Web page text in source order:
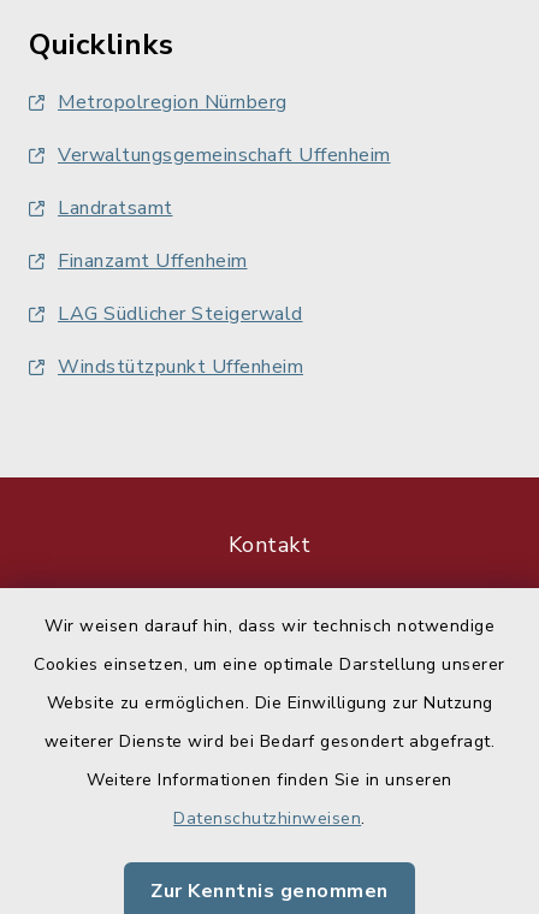
Wir weisen darauf hin, dass wir technisch notwendige
Cookies einsetzen, um eine optimale Darstellung unserer
Website zu ermöglichen. Die Einwilligung zur Nutzung
weiterer Dienste wird bei Bedarf gesondert abgefragt.
Weitere Informationen finden Sie in unseren
Datenschutzhinweisen.
Zur Kenntnis genommen
Quicklinks
Metropolregion Nürnberg
Verwaltungsgemeinschaft Uffenheim
Landratsamt
Finanzamt Uffenheim
LAG Südlicher Steigerwald
Windstützpunkt Uffenheim
Kontakt
Datenschutz
Impressum
Sitemap
Cookie-Einstellungen